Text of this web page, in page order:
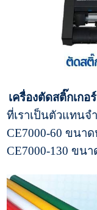
เครื่องตัดสติ๊กเกอ
ที่เราเป็นตัวแทน
CE7000-60 ขนา
CE7000-130 ขน